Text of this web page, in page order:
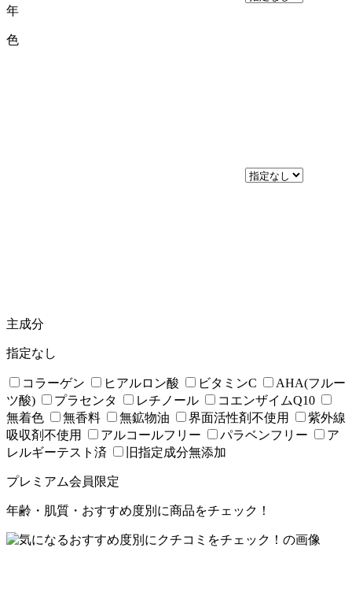
年
色
主成分
指定なし
コラーゲン ヒアルロン酸 ビタミンC
AHA(フルー
ツ酸)
プラセンタ レチノール
コエンザイムQ10
無着色
無香料 無鉱物油 界面活性剤不使用
紫外線
吸収剤不使用
アルコールフリー パラベンフリー
ア
レルギーテスト済
旧指定成分無添加
プレミアム会員限定
年齢 ・ 肌質 ・ おすすめ度別に商品をチェック！